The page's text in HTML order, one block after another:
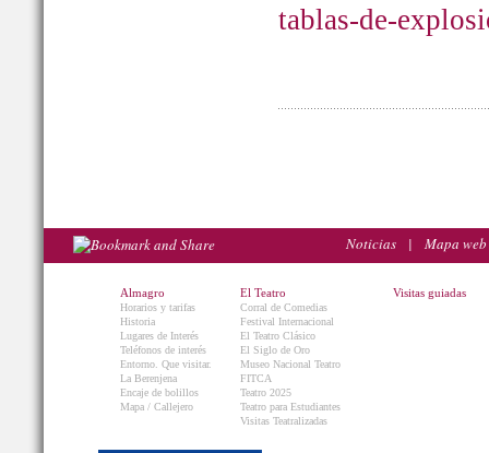
tablas-de-
Noticias | Mapa web
Almagro
Horarios y tarifas
Historia
Lugares de Interés
Teléfonos de interés
Entorno. Que visitar.
La Berenjena
Encaje de bolillos
Mapa / Callejero
El Teatro
Corral de Comedias
Festival Internacional
El Teatro Clásico
El Siglo de Oro
Museo Nacional Teatro
FITCA
Teatro 2025
Teatro para Estudiantes
Visitas Teatralizadas
Visitas guiadas